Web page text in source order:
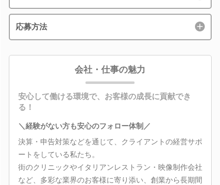
応募方法
会社・仕事の魅力
安心して働ける環境で、お客様の成長に貢献でき
る！
＼経験がない方も安心のフォロー体制／
決算・申告対策などを通じて、クライアントの経営サポ
ートをしている私たち。
街のクリニックやイタリアンレストラン・映像制作会社
など、多彩な業界のお客様に寄り添い、創業から長期間